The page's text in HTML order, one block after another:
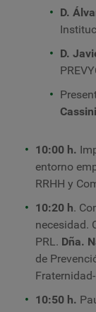
D.
D.
10:00 h.
entorno
RRHH y
10:20 h.
necesidad.
PRL. Dña.
de
10:50 h.